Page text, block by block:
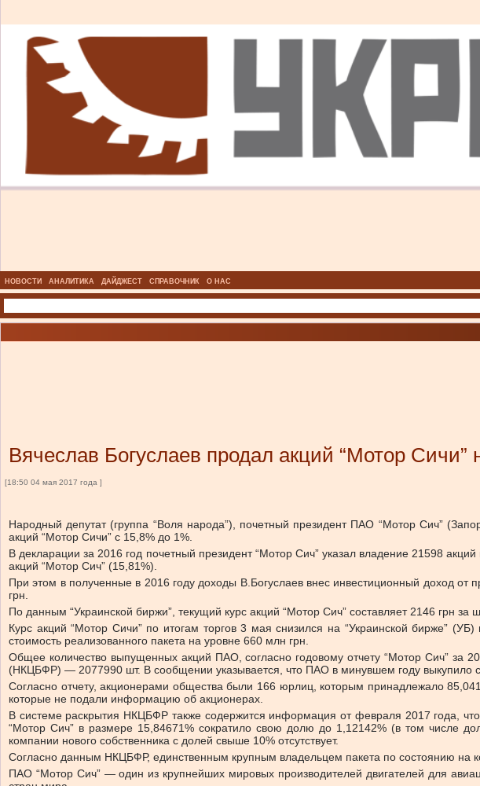
НОВОСТИ АНАЛИТИКА ДАЙДЖЕСТ СПРАВОЧНИК О НАС
Вячеслав Богуслаев продал акций “Мотор Сичи”
[18:50 04 мая 2017 года ]
Народный депутат (группа “Воля народа”), почетный президент ПАО “Мотор Сич”
акций “Мотор Сичи” с 15,8% до 1%.
В декларации за 2016 год почетный президент “Мотор Сич” указал владение 21598
акций “Мотор Сич” (15,81%).
При этом в полученные в 2016 году доходы В.Богуслаев внес инвестиционный доход
грн.
По данным “Украинской биржи”, текущий курс акций “Мотор Сич” составляет 2146 грн за
Курс акций “Мотор Сичи” по итогам торгов 3 мая снизился на “Украинской бирже”
стоимость реализованного пакета на уровне 660 млн грн.
Общее количество выпущенных акций ПАО, согласно годовому отчету “Мотор Сич”
(НКЦБФР) — 2077990 шт. В сообщении указывается, что ПАО в минувшем году выкупило
Согласно отчету, акционерами общества были 166 юрлиц, которым принадлежало
которые не подали информацию об акционерах.
В системе раскрытия НКЦБФР также содержится информация от февраля 2017 года,
“Мотор Сич” в размере 15,84671% сократило свою долю до 1,12142% (в том числе
компании нового собственника с долей свыше 10% отсутствует.
Согласно данным НКЦБФР, единственным крупным владельцем пакета по состоянию
ПАО “Мотор Сич” — один из крупнейших мировых производителей двигателей для